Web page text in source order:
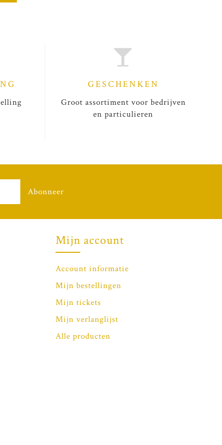
GESCHENKEN
Groot assortiment voor bedrijven
en particulieren
Abonneer
Mijn account
Account informatie
Mijn bestellingen
Mijn tickets
Mijn verlanglijst
Alle producten